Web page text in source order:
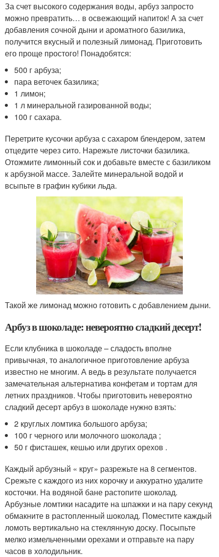
За счет высокого содержания воды, арбуз запросто
можно превратить… в освежающий напиток! А за счет
добавления сочной дыни и ароматного базилика,
получится вкусный и полезный лимонад. Приготовить
его проще простого! Понадобятся:
500 г арбуза;
пара веточек базилика;
1 лимон;
1 л минеральной газированной воды;
100 г сахара.
Перетрите кусочки арбуза с сахаром блендером, затем
отцедите через сито. Нарежьте листочки базилика.
Отожмите лимонный сок и добавьте вместе с базиликом
к арбузной массе. Залейте минеральной водой и
всыпьте в графин кубики льда.
Такой же лимонад можно готовить с добавлением дыни.
Арбуз в шоколаде: невероятно сладкий десерт!
Если клубника в шоколаде – сладость вполне
привычная, то аналогичное приготовление арбуза
известно не многим. А ведь в результате получается
замечательная альтернатива конфетам и тортам для
летних праздников. Чтобы приготовить невероятно
сладкий десерт арбуз в шоколаде нужно взять:
2 круглых ломтика большого арбуза;
100 г черного или молочного шоколада ;
50 г фисташек, кешью или других орехов .
Каждый арбузный « круг» разрежьте на 8 сегментов.
Срежьте с каждого из них корочку и аккуратно удалите
косточки. На водяной бане растопите шоколад.
Арбузные ломтики насадите на шпажки и на пару секунд
обмакните в растопленный шоколад. Поместите каждый
ломоть вертикально на стеклянную доску. Посыпьте
мелко измельченными орехами и отправьте на пару
часов в холодильник.